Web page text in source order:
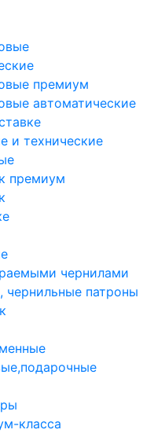
премиум
автоматические
и технические
премиум
чернилами
чернильные патроны
класса